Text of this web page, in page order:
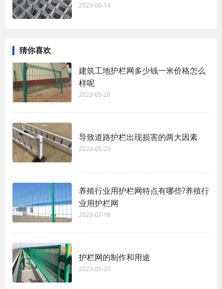
2023-06-14
猜你喜欢
建筑工地护栏网多少钱一米价格怎么
样呢
2023-05-26
导致道路护栏出现损害的两大因素
2023-05-23
养殖行业用护栏网特点有哪些?养殖行
业用护栏网
2023-07-18
护栏网的制作和用途
2023-05-23